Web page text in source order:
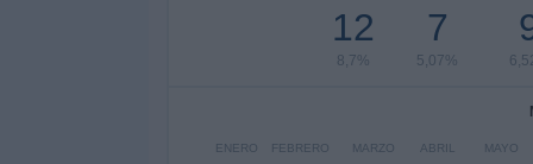
12
8,7%
7
5,07%
ENERO FEBRERO MARZO ABRIL MAYO